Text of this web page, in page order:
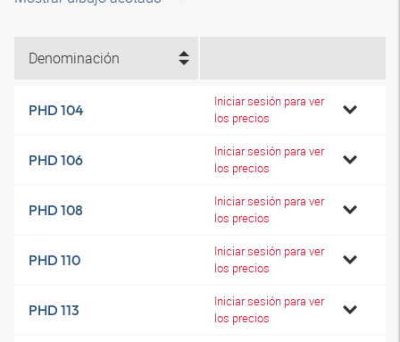
Denominación
PHD 104
Iniciar sesión para ver
los precios
PHD 106
Iniciar sesión para ver
los precios
PHD 108
Iniciar sesión para ver
los precios
PHD 110
Iniciar sesión para ver
los precios
PHD 113
Iniciar sesión para ver
los precios